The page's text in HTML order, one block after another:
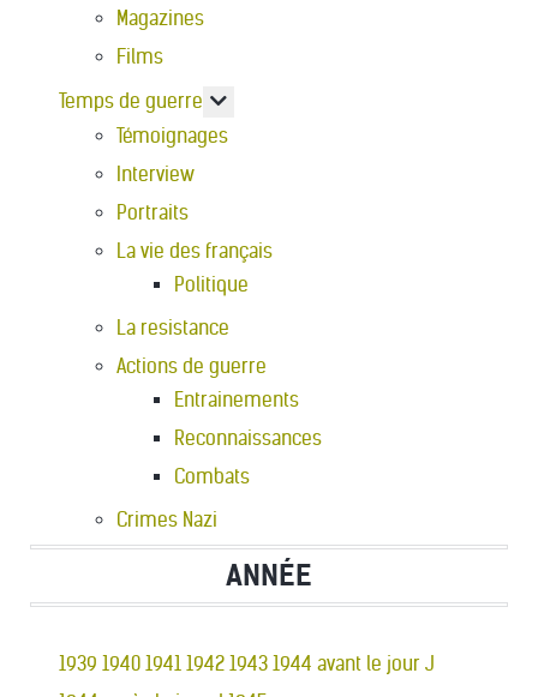
Magazines
Films
Temps de guerre
En savoir plus : Temps de guerre
Témoignages
Interview
Portraits
La vie des français
Politique
La resistance
Actions de guerre
Entrainements
Reconnaissances
Combats
Crimes Nazi
ANNÉE
1939 1940 1941 1942 1943 1944 avant le jour J